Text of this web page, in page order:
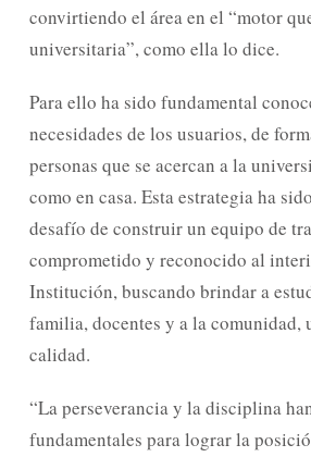
convirtiendo el área en el “motor
universitaria”, como ella lo dice.
Para ello ha sido fundamental
necesidades de los usuarios, de
personas que se acercan a la
como en casa. Esta estrategia ha
desafío de construir un equipo de
comprometido y reconocido al
Institución, buscando brindar a
familia, docentes y a la comunidad,
calidad.
“La perseverancia y la disciplina
fundamentales para lograr la